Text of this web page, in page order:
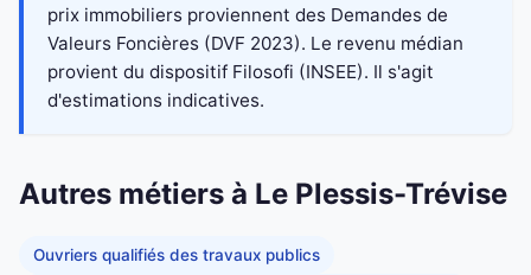
prix immobiliers proviennent des Demandes de
Valeurs Foncières (DVF 2023). Le revenu médian
provient du dispositif Filosofi (INSEE). Il s'agit
d'estimations indicatives.
Autres métiers à Le Plessis-Trévise
Ouvriers qualifiés des travaux publics